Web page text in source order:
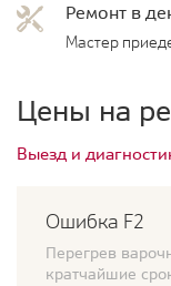
Ремонт в
Мастер
Цены на
Выезд и
Ошибка F2
Перегрев
кратчайшие